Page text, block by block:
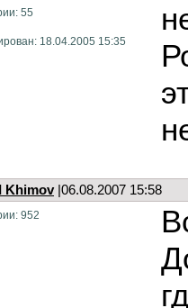
55
18.04.2005 15:35
Khimov |06.08.2007 15:58
952